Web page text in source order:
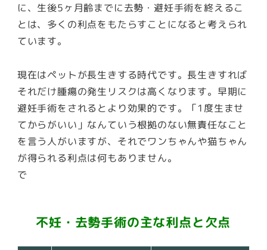
に、生後5ヶ月齢までに去勢・避妊手術を終えるこ
とは、多くの利点をもたらすことになると考えられ
ています。
現在はペットが長生きする時代です。長生きすれば
それだけ腫瘍の発生リスクは高くなります。早期に
避妊手術をされるとより効果的です。「1度生ませ
てからがいい」なんていう根拠のない無責任なこと
を言う人がいますが、それでワンちゃんや猫ちゃん
が得られる利点は何もありません。
で
不妊・去勢手術の主な利点と欠点